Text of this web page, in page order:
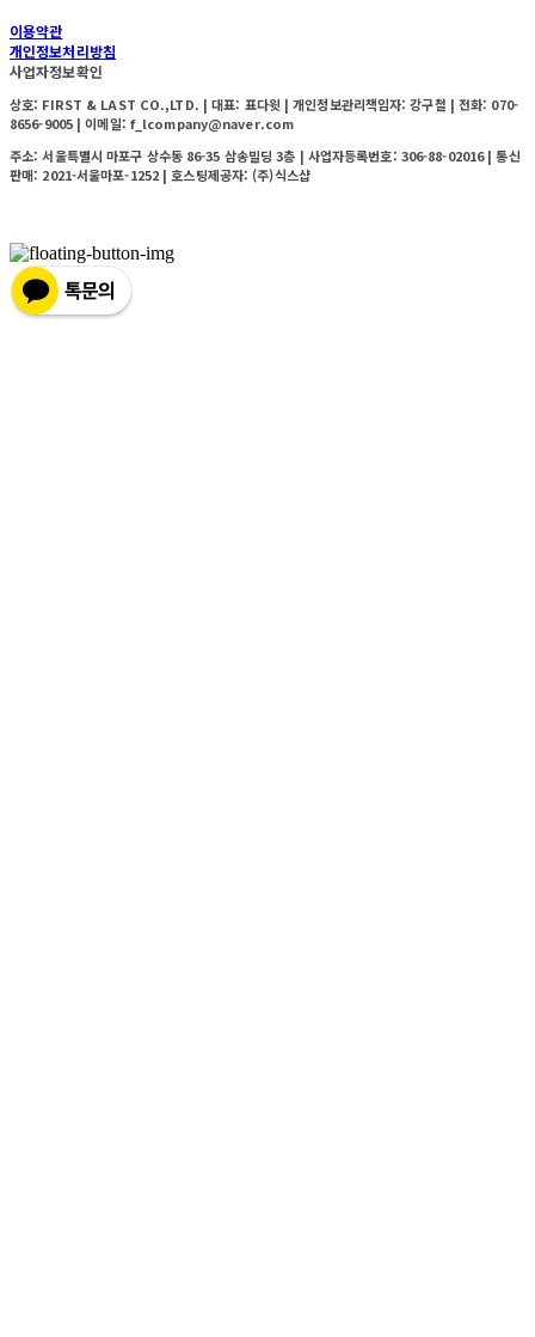
이용약관
개인정보처리방침
사업자정보확인
상호: FIRST & LAST CO.,LTD. | 대표: 표다윗 | 개인정보관리책임자: 강구철 | 전화: 070-
8656-9005 | 이메일: f_lcompany@naver.com
주소: 서울특별시 마포구 상수동 86-35 삼송빌딩 3층 | 사업자등록번호: 306-88-02016| 통신
판매: 2021-서울마포-1252 | 호스팅제공자: (주)식스샵